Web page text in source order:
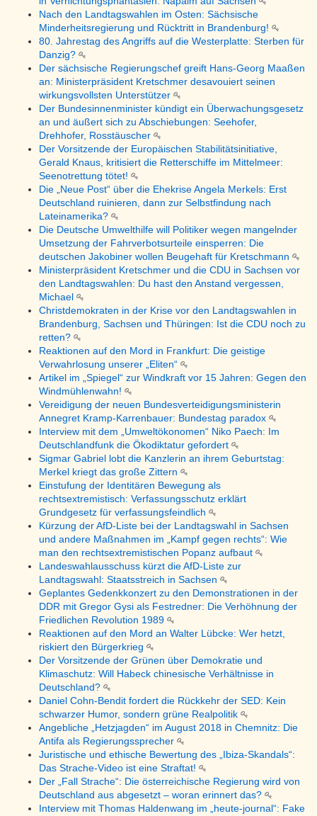
Nach den Landtagswahlen im Osten: Sächsische
Minderheitsregierung und Rücktritt in Brandenburg!
80. Jahrestag des Angriffs auf die Westerplatte: Sterben für
Danzig?
Der sächsische Regierungschef greift Hans-Georg Maaßen
an: Ministerpräsident Kretschmer desavouiert seinen
wirkungsvollsten Unterstützer
Der Bundesinnenminister kündigt ein Überwachungsgesetz
an und äußert sich zu Abschiebungen: Seehofer,
Drehhofer, Rosstäuscher
Der Vorsitzende der Europäischen Stabilitätsinitiative,
Gerald Knaus, kritisiert die Retterschiffe im Mittelmeer:
Seenotrettung tötet!
Die „Neue Post“ über die Ehekrise Angela Merkels: Erst
Deutschland ruinieren, dann zur Selbstfindung nach
Lateinamerika?
Die Deutsche Umwelthilfe will Politiker wegen mangelnder
Umsetzung der Fahrverbotsurteile einsperren: Die
deutschen Jakobiner wollen Beugehaft für Kretschmann
Ministerpräsident Kretschmer und die CDU in Sachsen vor
den Landtagswahlen: Du hast den Anstand vergessen,
Michael
Christdemokraten in der Krise vor den Landtagswahlen in
Brandenburg, Sachsen und Thüringen: Ist die CDU noch zu
retten?
Reaktionen auf den Mord in Frankfurt: Die geistige
Verwahrlosung unserer „Eliten“
Artikel im „Spiegel“ zur Windkraft vor 15 Jahren: Gegen den
Windmühlenwahn!
Vereidigung der neuen Bundesverteidigungsministerin
Annegret Kramp-Karrenbauer: Bundestag paradox
Interview mit dem „Umweltökonomen“ Niko Paech: Im
Deutschlandfunk die Ökodiktatur gefordert
Sigmar Gabriel lobt die Kanzlerin an ihrem Geburtstag:
Merkel kriegt das große Zittern
Einstufung der Identitären Bewegung als
rechtsextremistisch: Verfassungsschutz erklärt
Grundgesetz für verfassungsfeindlich
Kürzung der AfD-Liste bei der Landtagswahl in Sachsen
und andere Maßnahmen im „Kampf gegen rechts“: Wie
man den rechtsextremistischen Popanz aufbaut
Landeswahlausschuss kürzt die AfD-Liste zur
Landtagswahl: Staatsstreich in Sachsen
Geplantes Gedenkkonzert zu den Demonstrationen in der
DDR mit Gregor Gysi als Festredner: Die Verhöhnung der
Friedlichen Revolution 1989
Reaktionen auf den Mord an Walter Lübcke: Wer hetzt,
riskiert den Bürgerkrieg
Der Vorsitzende der Grünen über Demokratie und
Klimaschutz: Will Habeck chinesische Verhältnisse in
Deutschland?
Daniel Cohn-Bendit fordert die Rückkehr der SED: Kein
schwarzer Humor, sondern grüne Realpolitik
Angebliche „Hetzjagden“ im August 2018 in Chemnitz: Die
Antifa als Regierungssprecher
Juristische und ethische Bewertung des „Ibiza-Skandals“:
Das Strache-Video ist eine Straftat!
Der „Fall Strache“: Die österreichische Regierung wird von
Deutschland aus abgesetzt – woran erinnert das?
Interview mit Thomas Haldenwang im „heute-journal“: Fake